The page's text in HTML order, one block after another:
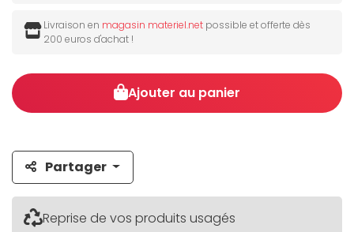
Livraison en magasin materiel.net possible et offerte dès
200 euros d'achat !
Ajouter au panier
Partager
Reprise de vos produits usagés